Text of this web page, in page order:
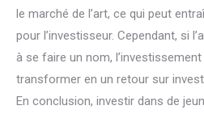
le marché de l’art, ce qui peut
pour l’investisseur. Cependant, si
à se faire un nom,
transformer en un retour sur
En conclusion, investir dans de